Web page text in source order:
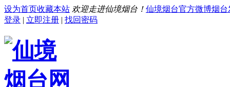
设为首页收藏本站 欢迎走进仙境烟台！ 仙境烟台官方微博烟台
登录 | 立即注册 | 找回密码